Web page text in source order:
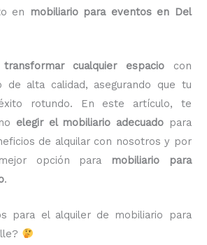
en
mobiliario para eventos en Del
transformar cualquier espaciocon
de alta calidad, asegurando que tu
rotundo. En este artículo, te
elegir el mobiliario adecuadopara
de alquilar con nosotros y por
opción para
mobiliario para
.
para el alquiler de mobiliario para